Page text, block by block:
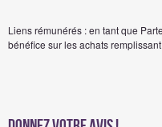
Liens rémunérés : en tant que
bénéfice sur les achats